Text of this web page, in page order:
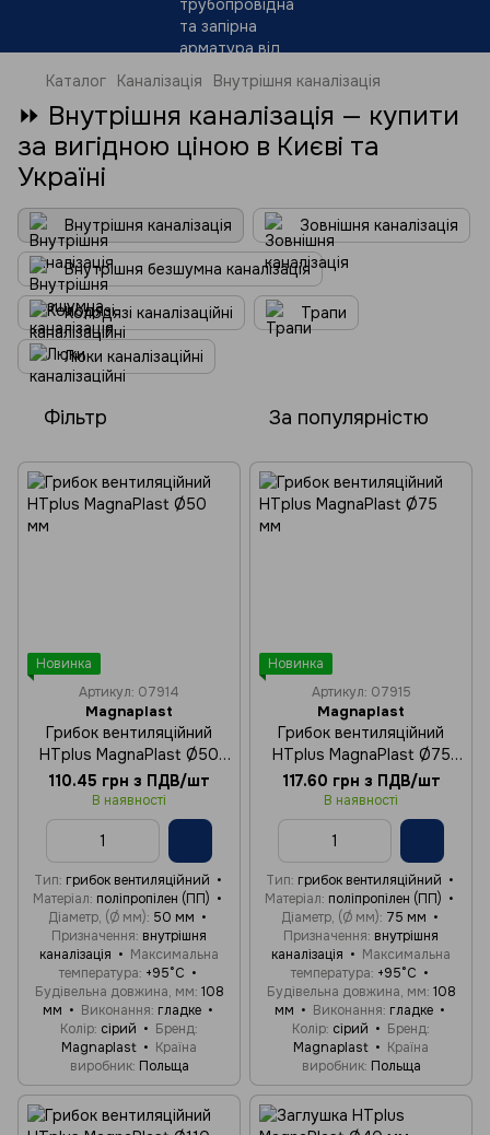
Каталог Каналізація Внутрішня каналізація
⏩ Внутрішня каналізація — купити
за вигідною ціною в Києві та
Україні
Внутрішня каналізація Зовнішня каналізація
Внутрішня безшумна каналізація
Колодязі каналізаційні Трапи
Люки каналізаційні
Фільтр За популярністю
Новинка
Артикул: 07914
Magnaplast
Грибок вентиляційний
HTplus MagnaPlast Ø50
мм
110.45 грн з ПДВ/шт
В наявності
Тип грибок вентиляційний
Матеріал поліпропілен (ПП)
Діаметр, (Ø мм) 50 мм
Призначення внутрішня
каналізація
Максимальна
температура +95°C
Будівельна довжина, мм 108
мм
Виконання гладке
Колір сірий
Бренд
Magnaplast
Країна
виробник Польща
Новинка
Артикул: 07915
Magnaplast
Грибок вентиляційний
HTplus MagnaPlast Ø75
мм
117.60 грн з ПДВ/шт
В наявності
Тип грибок вентиляційний
Матеріал поліпропілен (ПП)
Діаметр, (Ø мм) 75 мм
Призначення внутрішня
каналізація
Максимальна
температура +95°C
Будівельна довжина, мм 108
мм
Виконання гладке
Колір сірий
Бренд
Magnaplast
Країна
виробник Польща